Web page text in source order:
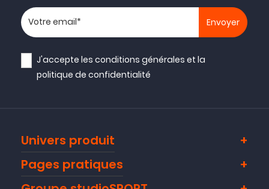
Votre adresse email
J'accepte lesconditions générales et la
politique de confidentialité
Univers produit
Pages pratiques